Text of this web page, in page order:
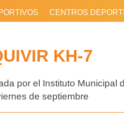
CENTROS
KH-7
por el Instituto Municipal
de septiembre